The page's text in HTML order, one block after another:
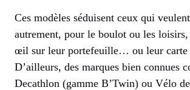
Ces modèles séduisent ceux qui
autrement, pour le boulot ou les loisirs,
œil sur leur portefeuille… ou leur carte
D’ailleurs, des marques bien connues
Decathlon (gamme B’Twin) ou Vélo